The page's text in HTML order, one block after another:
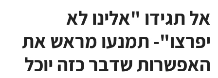
אל תגידו "אלינו לא
יפרצו"- תמנעו מראש את
האפשרות שדבר כזה יוכל